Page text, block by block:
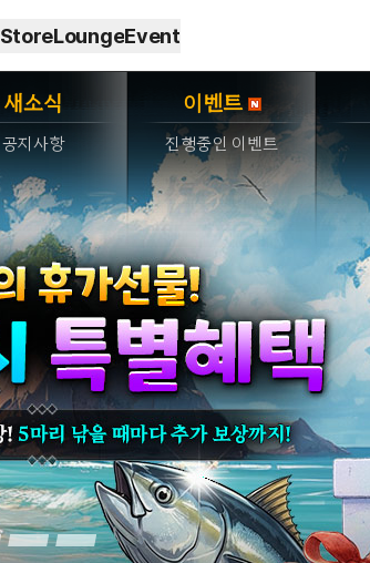
StoreLoungeEvent
새소식
공지사항
이벤트
진행중인 이벤트